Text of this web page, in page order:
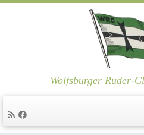
Wolfsburger Ruder-